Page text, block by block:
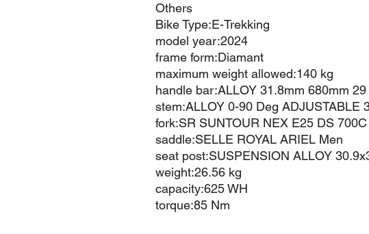
Others
Bike Type:E-Trekking
model year:2024
frame form:Diamant
maximum weight allowed:140 kg
handle bar:ALLOY 31.8mm 680mm
stem:ALLOY 0-90 Deg ADJUSTABLE
fork:SR SUNTOUR NEX E25 DS
saddle:SELLE ROYAL ARIEL Men
seat post:SUSPENSION ALLOY
weight:26.56 kg
capacity:625 WH
torque:85 Nm